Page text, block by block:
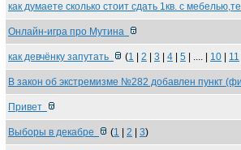
как думаете сколько стоит сдать 1кв. с
Онлайн-игра про Мутина
как девчёнку запутать (1 2 3 4 5 | .... | 10 11
В закон об экстремизме №282 добавлен пункт
Привет
Выборы в декабре (1 2 3)